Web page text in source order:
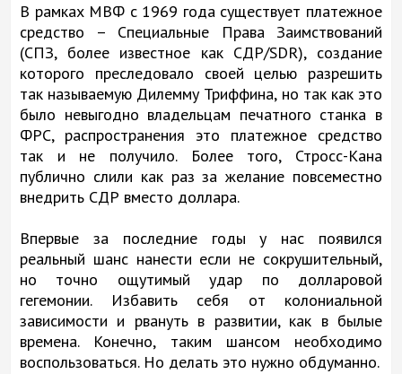
В рамках МВФ с 1969 года существует платежное
средство – Специальные Права Заимствований
(СПЗ, более известное как СДР/SDR), создание
которого преследовало своей целью разрешить
так называемую Дилемму Триффина, но так как это
было невыгодно владельцам печатного станка в
ФРС, распространения это платежное средство
так и не получило. Более того, Стросс-Кана
публично слили как раз за желание повсеместно
внедрить СДР вместо доллара.
Впервые за последние годы у нас появился
реальный шанс нанести если не сокрушительный,
но точно ощутимый удар по долларовой
гегемонии. Избавить себя от колониальной
зависимости и рвануть в развитии, как в былые
времена. Конечно, таким шансом необходимо
воспользоваться. Но делать это нужно обдуманно.